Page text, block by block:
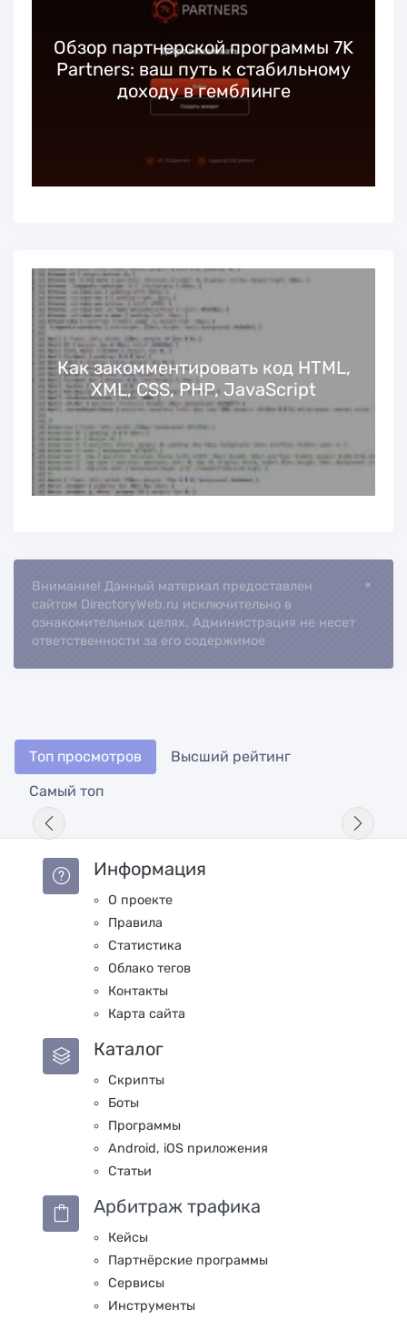
Обзор партнерской программы 7K
Partners: ваш путь к стабильному
доходу в гемблинге
Как закомментировать код HTML,
XML, CSS, PHP, JavaScript
Внимание! Данный материал предоставлен
сайтом DirectoryWeb.ru исключительно в
ознакомительных целях. Администрация не несет
ответственности за его содержимое
Топ просмотров
Высший рейтинг
Самый топ
Информация
О проекте
Правила
Статистика
Облако тегов
Контакты
Карта сайта
Каталог
Скрипты
Боты
Программы
Android, iOS приложения
Статьи
Арбитраж трафика
Кейсы
Партнёрские программы
Сервисы
Инструменты